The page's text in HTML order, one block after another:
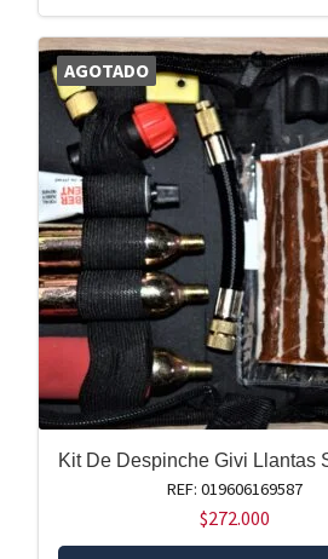
AGOTADO
Kit De Despinche Givi Llantas
REF: 019606169587
$272.000